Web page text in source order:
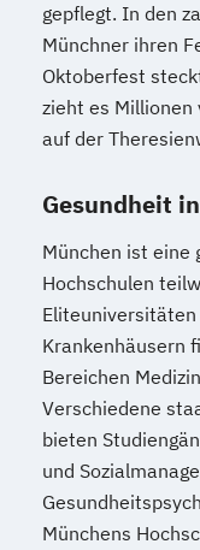
gepflegt. In den
Münchner ihren
Oktoberfest
zieht es Millionen
auf der
Gesundheit
München ist eine
Hochschulen
Eliteuniversitäten
Krankenhäusern
Bereichen
Verschiedene
bieten
und
Münchens